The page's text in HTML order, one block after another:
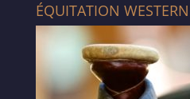
ÉQUITATION WESTERN